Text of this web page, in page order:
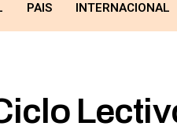
PAIS INTERNACIONAL